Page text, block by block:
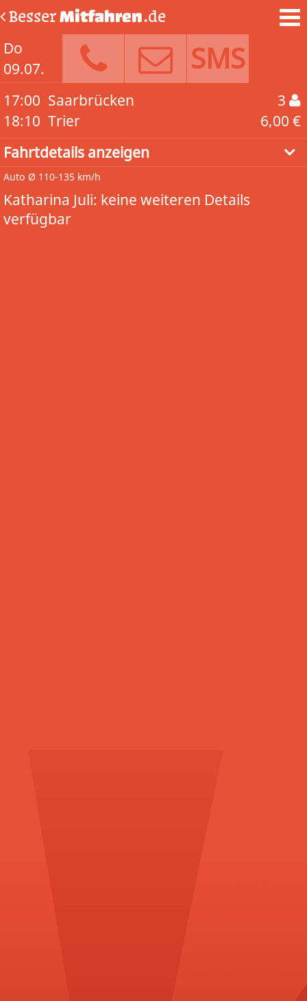
BesserMitfahren.de
Do
09.07.
SMS
17:00
18:10
Saarbrücken
Trier
3
6,00 €
Fahrtdetails anzeigen
Auto Ø 110-135 km/h
Katharina Juli: keine weiteren Details
verfügbar